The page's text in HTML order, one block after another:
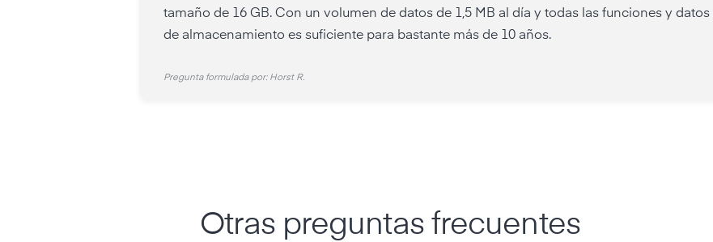
tamaño de 16 GB. Con un volumen de datos de 1,5 MB al día y todas las funciones y
de almacenamiento es suficiente para bastante más de 10 años.
Pregunta formulada por: Horst R.
Otras preguntas frecuentes